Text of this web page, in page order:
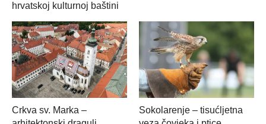
hrvatskoj kulturnoj baštini
Crkva sv. Marka –
Sokolarenje – tisućljetna